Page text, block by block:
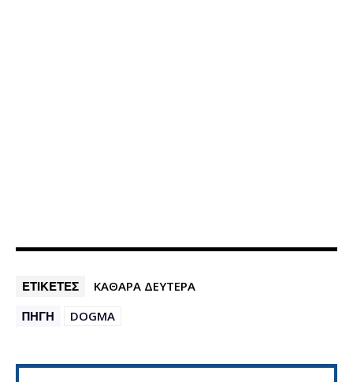
ΕΤΙΚΕΤΕΣ ΚΑΘΑΡΑ ΔΕΥΤΕΡΑ
ΠΗΓΗ DOGMA